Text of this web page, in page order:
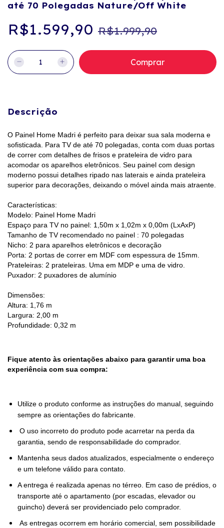
até 70 Polegadas Nature/Off White
R$1.599,90 R$1.999,90
Descrição
O Painel Home Madri é perfeito para deixar sua sala moderna e
sofisticada. Para TV de até 70 polegadas, conta com duas portas
de correr com detalhes de frisos e prateleira de vidro para
acomodar os aparelhos eletrônicos. Seu painel com design
moderno possui detalhes ripado nas laterais e ainda prateleira
superior para decorações, deixando o móvel ainda mais atraente.
Características:
Modelo: Painel Home Madri
Espaço para TV no painel: 1,50m x 1,02m x 0,00m (LxAxP)
Tamanho de TV recomendado no painel : 70 polegadas
Nicho: 2 para aparelhos eletrônicos e decoração
Porta: 2 portas de correr em MDF com espessura de 15mm.
Prateleiras: 2 prateleiras. Uma em MDP e uma de vidro.
Puxador: 2 puxadores de alumínio
Dimensões:
Altura: 1,76 m
Largura: 2,00 m
Profundidade: 0,32 m
Fique atento às orientações abaixo para garantir uma boa
experiência com sua compra:
Utilize o produto conforme as instruções do manual, seguindo
sempre as orientações do fabricante.
O uso incorreto do produto pode acarretar na perda da
garantia, sendo de responsabilidade do comprador.
Mantenha seus dados atualizados, especialmente o endereço
e um telefone válido para contato.
A entrega é realizada apenas no térreo. Em caso de prédios, o
transporte até o apartamento (por escadas, elevador ou
guincho) deverá ser providenciado pelo comprador.
As entregas ocorrem em horário comercial, sem possibilidade